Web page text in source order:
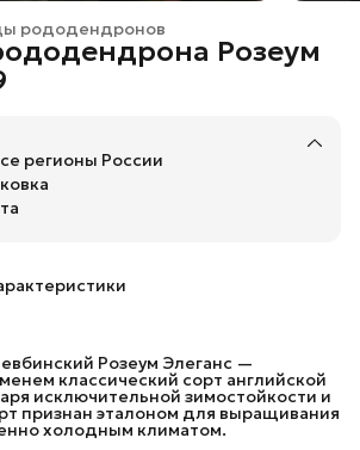
рододендронов
Розеум
регионы России
Розеум Элеганс —
классический сорт английской
исключительной зимостойкости и
признан эталоном для выращивания
холодным климатом.